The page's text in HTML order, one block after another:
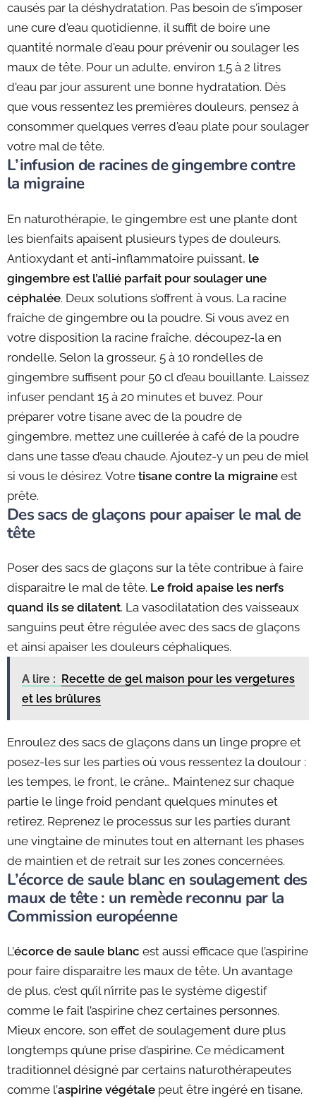
causés par la déshydratation. Pas besoin de s'imposer
une cure d'eau quotidienne, il suffit de boire une
quantité normale d'eau pour prévenir ou soulager les
maux de tête. Pour un adulte, environ 1,5 à 2 litres
d'eau par jour assurent une bonne hydratation. Dès
que vous ressentez les premières douleurs, pensez à
consommer quelques verres d'eau plate pour soulager
votre mal de tête.
L’infusion de racines de gingembre contre
la migraine
En naturothérapie, le gingembre est une plante dont
les bienfaits apaisent plusieurs types de douleurs.
Antioxydant et anti-inflammatoire puissant, le
gingembre est l’allié parfait pour soulager une
céphalée. Deux solutions s’offrent à vous. La racine
fraîche de gingembre ou la poudre. Si vous avez en
votre disposition la racine fraîche, découpez-la en
rondelle. Selon la grosseur, 5 à 10 rondelles de
gingembre suffisent pour 50 cl d’eau bouillante. Laissez
infuser pendant 15 à 20 minutes et buvez. Pour
préparer votre tisane avec de la poudre de
gingembre, mettez une cuillerée à café de la poudre
dans une tasse d’eau chaude. Ajoutez-y un peu de miel
si vous le désirez. Votre tisane contre la migraine est
prête.
Des sacs de glaçons pour apaiser le mal de
tête
Poser des sacs de glaçons sur la tête contribue à faire
disparaitre le mal de tête. Le froid apaise les nerfs
quand ils se dilatent. La vasodilatation des vaisseaux
sanguins peut être régulée avec des sacs de glaçons
et ainsi apaiser les douleurs céphaliques.
A lire : Recette de gel maison pour les vergetures
et les brûlures
Enroulez des sacs de glaçons dans un linge propre et
posez-les sur les parties où vous ressentez la doulour :
les tempes, le front, le crâne… Maintenez sur chaque
partie le linge froid pendant quelques minutes et
retirez. Reprenez le processus sur les parties durant
une vingtaine de minutes tout en alternant les phases
de maintien et de retrait sur les zones concernées.
L’écorce de saule blanc en soulagement des
maux de tête : un remède reconnu par la
Commission européenne
L’écorce de saule blanc est aussi efficace que l’aspirine
pour faire disparaitre les maux de tête. Un avantage
de plus, c’est qu’il n’irrite pas le système digestif
comme le fait l’aspirine chez certaines personnes.
Mieux encore, son effet de soulagement dure plus
longtemps qu’une prise d’aspirine. Ce médicament
traditionnel désigné par certains naturothérapeutes
comme l’aspirine végétale peut être ingéré en tisane.